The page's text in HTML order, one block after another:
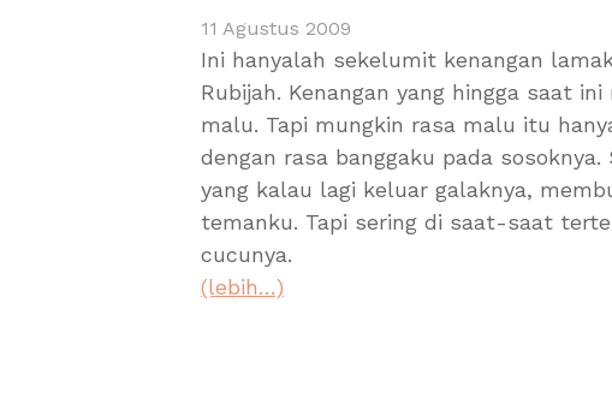
11 Agustus 2009
Ini hanyalah sekelumit kenangan
Rubijah. Kenangan yang hingga saat
malu. Tapi mungkin rasa malu itu
dengan rasa banggaku pada
yang kalau lagi keluar galaknya,
temanku. Tapi sering di saat-saat
cucunya.
(lebih…)